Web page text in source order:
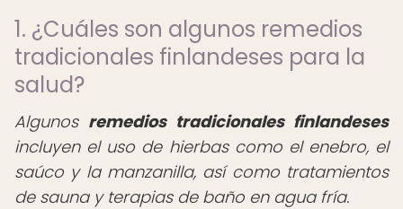
1. ¿Cuáles son algunos remedios
tradicionales finlandeses para la
salud?
Algunos remedios tradicionales finlandeses
incluyen el uso de hierbas como el enebro, el
saúco y la manzanilla, así como tratamientos
de sauna y terapias de baño en agua fría.